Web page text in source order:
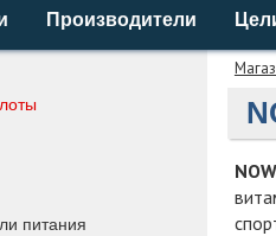
Производители
питания